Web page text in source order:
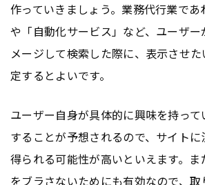
作っていきましょう。業務代行業であ
や「自動化サービス」など、ユーザ
メージして検索した際に、表示させ
定するとよいです。
ユーザー自身が具体的に興味を持っ
することが予想されるので、サイト
得られる可能性が高いといえます。
をブラさないためにも有効なので、